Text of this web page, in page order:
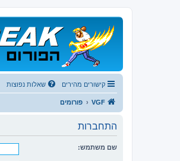
קישורים מהירים שאלות נפוצות
VGF פורומים
התחברות
שם משתמש: